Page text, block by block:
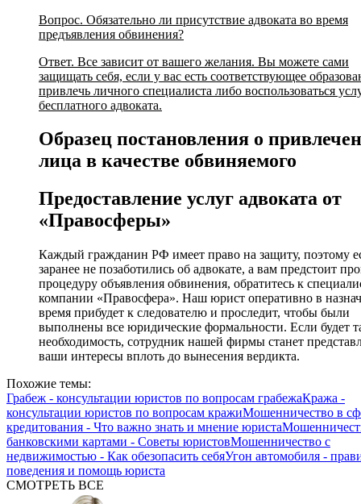
Вопрос. Обязательно ли присутствие адвоката во время
предъявления обвинения?
Ответ. Все зависит от вашего желания. Вы можете сами
защищать себя, если у вас есть соответствующее
привлечь личного специалиста либо воспользоваться
бесплатного адвоката.
Образец постановления о
лица в качестве обвиняемого
Предоставление услуг адвоката от
«Правосферы»
Каждый гражданин РФ имеет право на защиту, поэтому
заранее не позаботились об адвокате, а вам предстоит
процедуру объявления обвинения, обратитесь к
компании «Правосфера». Наш юрист оперативно в
время прибудет к следователю и проследит, чтобы были
выполнены все юридические формальности. Если будет
необходимость, сотрудник нашей фирмы станет
ваши интересы вплоть до вынесения вердикта.
Похожие темы:
Грабеж - консультации юристов по вопросам грабежаКража -
консультации юристов по вопросам кражиМошенничество в
кредитования - Что важно знать и мнение юриста
банковскими картами - Советы юристовМошенничество с
недвижимостью - Как обезопасить себяУгон автомобиля -
поведения и помощь юриста
СМОТРЕТЬ ВСЕ